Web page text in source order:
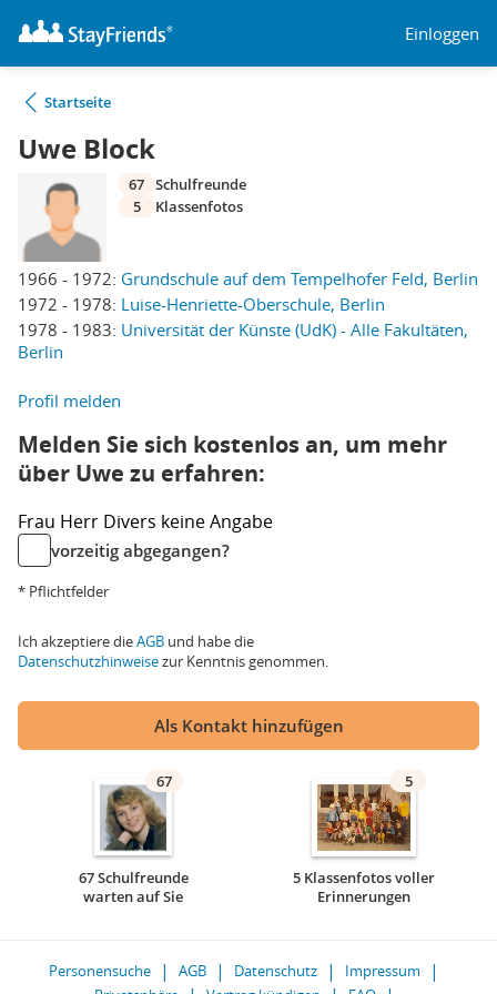
Einloggen
Startseite
Uwe Block
1966 - 1972: Grundschule auf dem Tempelhofer Feld, Berlin
1972 - 1978: Luise-Henriette-Oberschule, Berlin
1978 - 1983: Universität der Künste (UdK) - Alle Fakultäten,
Berlin
67 Schulfreunde
5
Klassenfotos
Profil melden
Melden Sie sich kostenlos an, um mehr
über Uwe zu erfahren:
Frau Herr Divers keine Angabe
vorzeitig abgegangen?
* Pflichtfelder
Ich akzeptiere dieAGB und habe die
Datenschutzhinweisezur Kenntnis genommen.
Als Kontakt hinzufügen
67
67 Schulfreunde
warten auf Sie
5
5 Klassenfotos voller
Erinnerungen
Personensuche AGB Datenschutz
Impressum